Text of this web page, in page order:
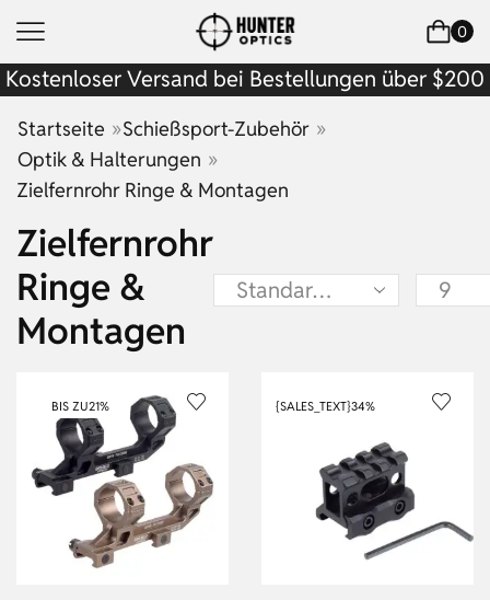
0
Kostenloser Versand bei Bestellungen über $200
Startseite »Schießsport-Zubehör »
Optik & Halterungen »
Zielfernrohr Ringe & Montagen
Zielfernrohr
Ringe &
Montagen
BIS ZU21% {SALES_TEXT}34%